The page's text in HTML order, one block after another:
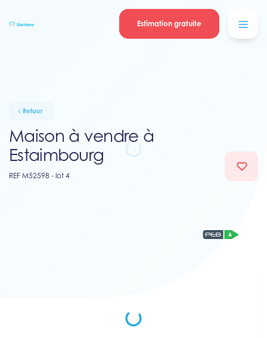
Estimation gratuite
Retour
Maison à vendre à
Estaimbourg
REF M52598 - lot 4